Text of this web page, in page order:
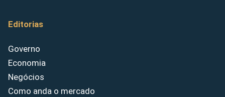
Editorias
Governo
Economia
Negócios
Como anda o mercado